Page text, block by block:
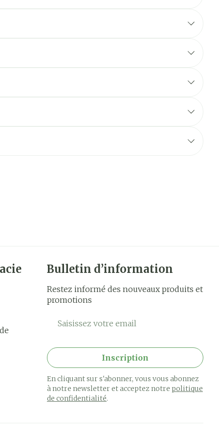
Bulletin d’information
Restez informé des nouveaux produits et
promotions
Adresse mail
Inscription
En cliquant sur s'abonner, vous vous abonnez
à notre newsletter et acceptez notrepolitique
de confidentialité.